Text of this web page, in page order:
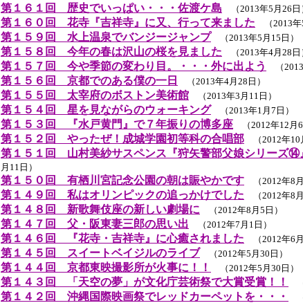
第１６１回 歴史でいっぱい・・・佐渡ケ島 （2013年5月26日
第１６０回 花寺『吉祥寺』に又、行って来ました （2013年
第１５９回 水上温泉でバンジージャンプ （2013年5月15日）
第１５８回 今年の春は沢山の桜を見ました （2013年4月28日
第１５７回 今や季節の変わり目。・・・外に出よう （2013
第１５６回 京都でのある僕の一日 （2013年4月28日）
第１５５回 太宰府のボストン美術館 （2013年3月11日）
第１５４回 星を見ながらのウォーキング （2013年1月7日）
第１５３回 『水戸黄門』で７年振りの博多座 （2012年12月6
第１５２回 やったぜ！成城学園初等科の合唱部 （2012年10
第１５１回 山村美紗サスペンス『狩矢警部父娘シリーズ⑭
月11日）
第１５０回 有栖川宮記念公園の朝は賑やかです （2012年8月
第１４９回 私はオリンピックの追っかけでした （2012年8月
第１４８回 新歌舞伎座の新しい劇場に （2012年8月5日）
第１４７回 父・阪東妻三郎の思い出 （2012年7月1日）
第１４６回 『花寺・吉祥寺』に心癒されました （2012年6月
第１４５回 スイートベイジルのライブ （2012年5月30日）
第１４４回 京都東映撮影所が火事に！！ （2012年5月30日）
第１４３回 「天空の夢」が文化庁芸術祭で大賞受賞！！
第１４２回 沖縄国際映画祭でレッドカーペットを・・・